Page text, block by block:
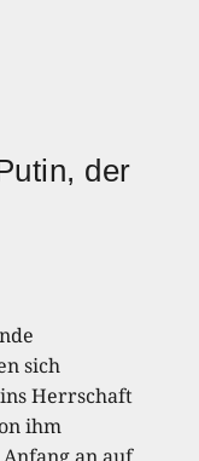
der
sich
Herrschaft
ihm